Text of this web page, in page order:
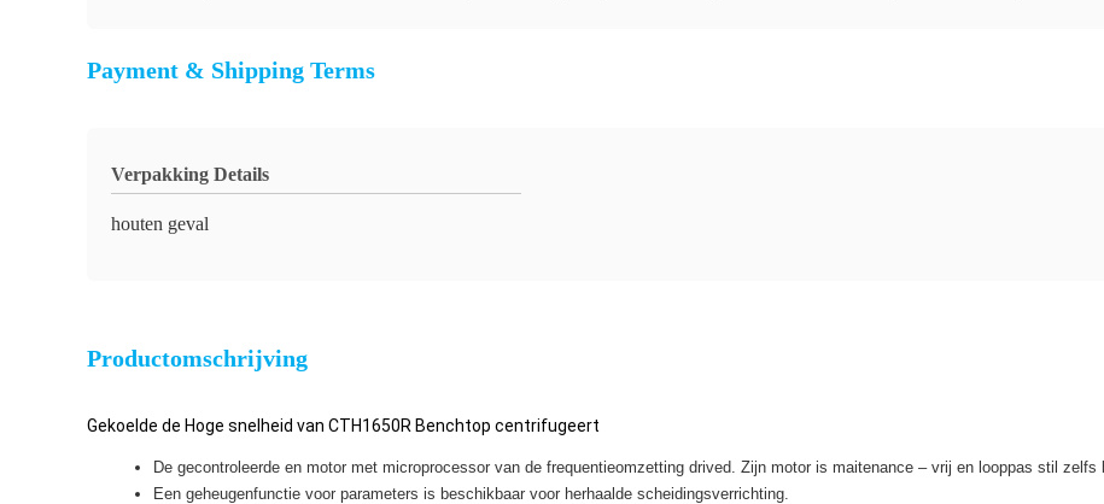
Payment & Shipping Terms
Verpakking Details
houten geval
Productomschrijving
Gekoelde de Hoge snelheid van CTH1650R Benchtop centrifugeert
De gecontroleerde en motor met microprocessor van de frequentieomzetting drived. Zijn motor is maitenance – vrij en looppas stil zelfs
Een geheugenfunctie voor parameters is beschikbaar voor herhaalde scheidingsverrichting.